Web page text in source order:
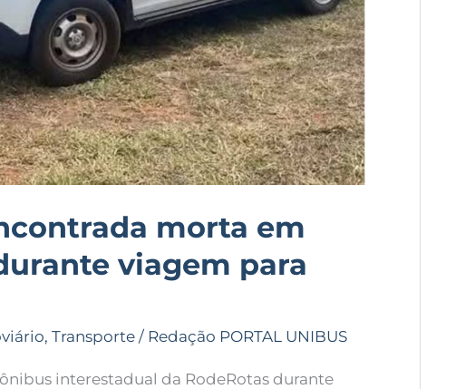
morta em
viagem para
, Transporte / Redação PORTAL UNIBUS
interestadual da RodeRotas durante